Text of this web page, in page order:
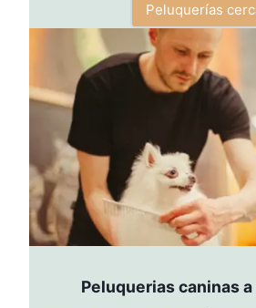
Peluquerías
Peluquerias caninas